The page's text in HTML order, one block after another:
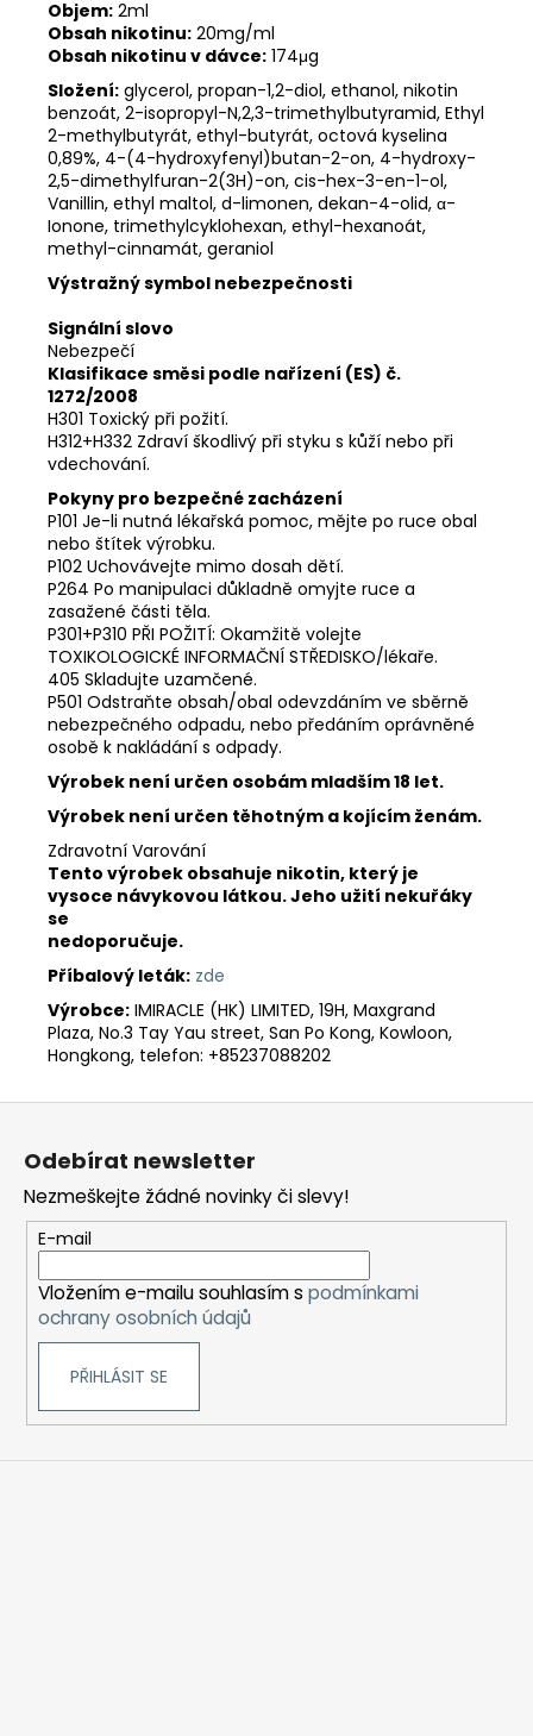
Objem: 2ml
Obsah nikotinu: 20mg/ml
Obsah nikotinu v dávce: 174μg
Složení: glycerol, propan-1,2-diol, ethanol, nikotin
benzoát, 2-isopropyl-N,2,3-trimethylbutyramid, Ethyl
2-methylbutyrát, ethyl-butyrát, octová kyselina
0,89%, 4-(4-hydroxyfenyl)butan-2-on, 4-hydroxy-
2,5-dimethylfuran-2(3H)-on, cis-hex-3-en-1-ol,
Vanillin, ethyl maltol, d-limonen, dekan-4-olid, α-
Ionone, trimethylcyklohexan, ethyl-hexanoát,
methyl-cinnamát, geraniol
Výstražný symbol nebezpečnosti
Signální slovo
Nebezpečí
Klasifikace směsi podle nařízení (ES) č.
1272/2008
H301 Toxický při požití.
H312+H332 Zdraví škodlivý při styku s kůží nebo při
vdechování.
Pokyny pro bezpečné zacházení
P101 Je-li nutná lékařská pomoc, mějte po ruce obal
nebo štítek výrobku.
P102 Uchovávejte mimo dosah dětí.
P264 Po manipulaci důkladně omyjte ruce a
zasažené části těla.
P301+P310 PŘI POŽITÍ: Okamžitě volejte
TOXIKOLOGICKÉ INFORMAČNÍ STŘEDISKO/lékaře.
405 Skladujte uzamčené.
P501 Odstraňte obsah/obal odevzdáním ve sběrně
nebezpečného odpadu, nebo předáním oprávněné
osobě k nakládání s odpady.
Výrobek není určen osobám mladším 18 let.
Výrobek není určen těhotným a kojícím ženám.
Zdravotní Varování
Tento výrobek obsahuje nikotin, který je
vysoce návykovou látkou. Jeho užití nekuřáky
se
nedoporučuje.
Příbalový leták: zde
Výrobce: IMIRACLE (HK) LIMITED, 19H, Maxgrand
Plaza, No.3 Tay Yau street, San Po Kong, Kowloon,
Hongkong, telefon: +85237088202
Odebírat newsletter
Nezmeškejte žádné novinky či slevy!
E-mail
Vložením e-mailu souhlasím s podmínkami
ochrany osobních údajů
PŘIHLÁSIT SE